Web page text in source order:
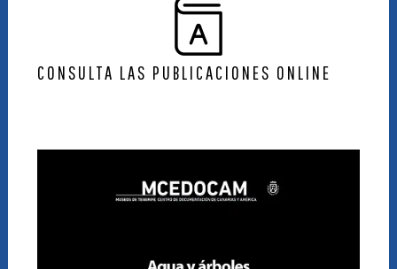
CONSULTA LAS PUBLICACIONES ONLINE